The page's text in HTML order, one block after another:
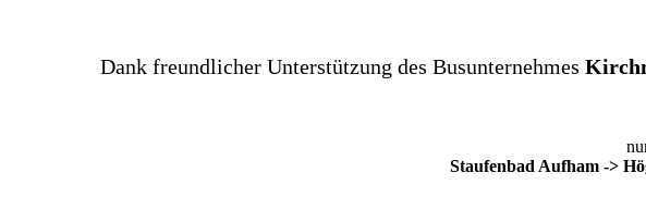
Dank freundlicher Unterstützung des Busunternehmes
Staufenbad Aufham ->